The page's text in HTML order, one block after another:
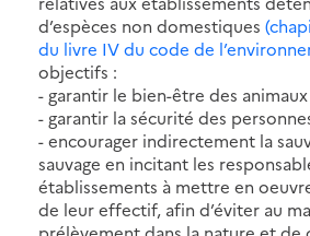
d’espèces non domestiques
du livre IV du code de
objectifs :
- garantir le bien-être des
- garantir la sécurité des
- encourager indirectement la
sauvage en incitant les
établissements à mettre en
de leur effectif, afin d’éviter au